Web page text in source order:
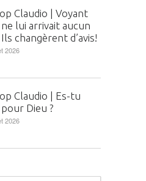
Claudio | Voyant
ne lui arrivait aucun
changèrent d’avis!
2026
Claudio | Es-tu
Dieu ?
2026